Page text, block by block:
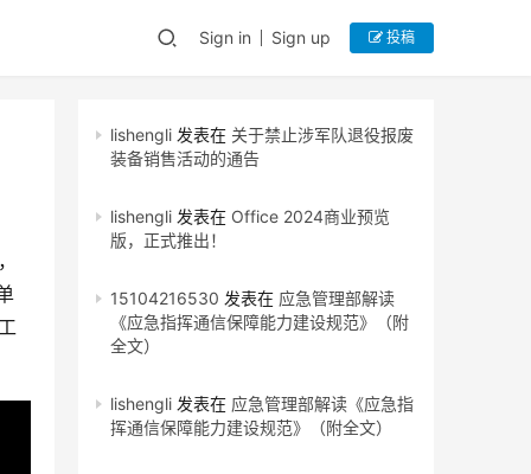
Sign in Sign up 投稿
lishengli 发表在 关于禁止涉军队退役报废
装备销售活动的通告
lishengli 发表在 Office 2024商业预览
版，正式推出！
15104216530 发表在 应急管理部解读
《应急指挥通信保障能力建设规范》（附
全文）
lishengli 发表在 应急管理部解读《应急指
挥通信保障能力建设规范》（附全文）